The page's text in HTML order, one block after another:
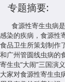
专题摘要:
食源性寄生虫病是
感染的疾病，食源性
食品卫生所策划制作
和广州管圆线虫病的
寄生虫“大闹”三国演
大家对食源性寄生虫